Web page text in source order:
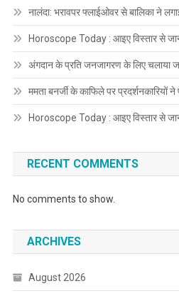
नालंदा: भरावपर फ्लाईओवर से बालिका ने
Horoscope Today : आइए विस्तार से
अंगदान के प्रति जनजागरण के लिए चलाया
ममता बनर्जी के काफिले पर
Horoscope Today : आइए विस्तार से
RECENT COMMENTS
No comments to show.
ARCHIVES
August 2026